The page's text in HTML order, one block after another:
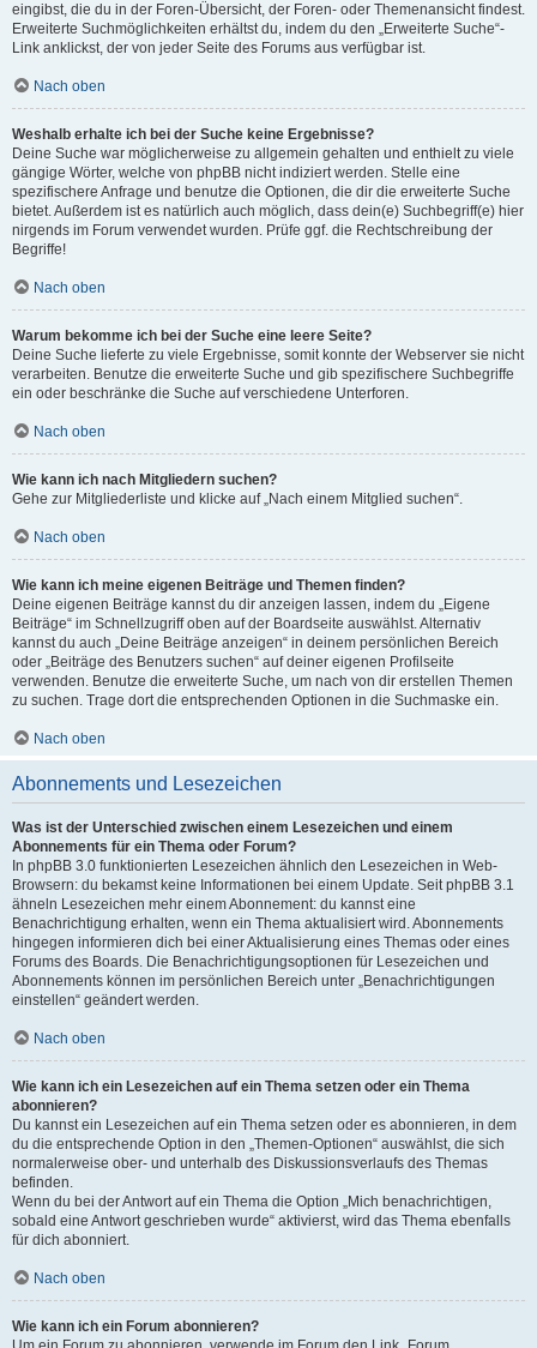
eingibst, die du in der Foren-Übersicht, der Foren- oder Themenansicht findest.
Erweiterte Suchmöglichkeiten erhältst du, indem du den „Erweiterte Suche“-
Link anklickst, der von jeder Seite des Forums aus verfügbar ist.
Nach oben
Weshalb erhalte ich bei der Suche keine Ergebnisse?
Deine Suche war möglicherweise zu allgemein gehalten und enthielt zu viele
gängige Wörter, welche von phpBB nicht indiziert werden. Stelle eine
spezifischere Anfrage und benutze die Optionen, die dir die erweiterte Suche
bietet. Außerdem ist es natürlich auch möglich, dass dein(e) Suchbegriff(e) hier
nirgends im Forum verwendet wurden. Prüfe ggf. die Rechtschreibung der
Begriffe!
Nach oben
Warum bekomme ich bei der Suche eine leere Seite?
Deine Suche lieferte zu viele Ergebnisse, somit konnte der Webserver sie nicht
verarbeiten. Benutze die erweiterte Suche und gib spezifischere Suchbegriffe
ein oder beschränke die Suche auf verschiedene Unterforen.
Nach oben
Wie kann ich nach Mitgliedern suchen?
Gehe zur Mitgliederliste und klicke auf „Nach einem Mitglied suchen“.
Nach oben
Wie kann ich meine eigenen Beiträge und Themen finden?
Deine eigenen Beiträge kannst du dir anzeigen lassen, indem du „Eigene
Beiträge“ im Schnellzugriff oben auf der Boardseite auswählst. Alternativ
kannst du auch „Deine Beiträge anzeigen“ in deinem persönlichen Bereich
oder „Beiträge des Benutzers suchen“ auf deiner eigenen Profilseite
verwenden. Benutze die erweiterte Suche, um nach von dir erstellen Themen
zu suchen. Trage dort die entsprechenden Optionen in die Suchmaske ein.
Nach oben
Abonnements und Lesezeichen
Was ist der Unterschied zwischen einem Lesezeichen und einem
Abonnements für ein Thema oder Forum?
In phpBB 3.0 funktionierten Lesezeichen ähnlich den Lesezeichen in Web-
Browsern: du bekamst keine Informationen bei einem Update. Seit phpBB 3.1
ähneln Lesezeichen mehr einem Abonnement: du kannst eine
Benachrichtigung erhalten, wenn ein Thema aktualisiert wird. Abonnements
hingegen informieren dich bei einer Aktualisierung eines Themas oder eines
Forums des Boards. Die Benachrichtigungsoptionen für Lesezeichen und
Abonnements können im persönlichen Bereich unter „Benachrichtigungen
einstellen“ geändert werden.
Nach oben
Wie kann ich ein Lesezeichen auf ein Thema setzen oder ein Thema
abonnieren?
Du kannst ein Lesezeichen auf ein Thema setzen oder es abonnieren, in dem
du die entsprechende Option in den „Themen-Optionen“ auswählst, die sich
normalerweise ober- und unterhalb des Diskussionsverlaufs des Themas
befinden.
Wenn du bei der Antwort auf ein Thema die Option „Mich benachrichtigen,
sobald eine Antwort geschrieben wurde“ aktivierst, wird das Thema ebenfalls
für dich abonniert.
Nach oben
Wie kann ich ein Forum abonnieren?